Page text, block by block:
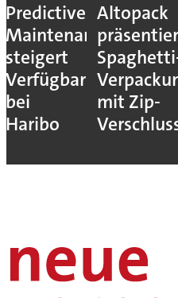
Predictive
Maintenance
steigert
Verfügbarkeit
bei
Haribo
Altopack
präsentiert
Spaghetti-
mit Zip-
Verschluss